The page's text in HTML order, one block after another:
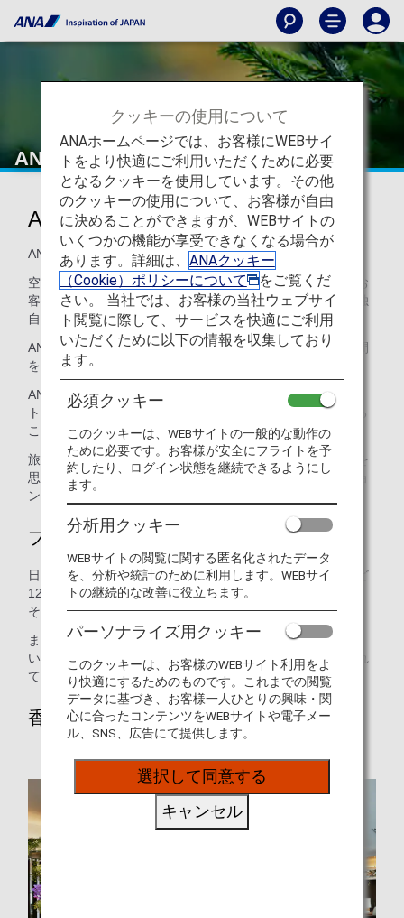
ANAオリジナルアロマ
ANAオリジナルアロマ
ANAはお客様を香りでおもてなしします。
空港ラウンジや機内など、ANAと過ごしていただく空間でお
客様がより快適に、深い安らぎを感じていただけるよう、独
自にブレンドした天然アロマでお客様を包み込みます。
ANAでしか体験できない、洗練されたくつろぎのアロマ空間
を空港や機内でお楽しみください。
ANAオリジナルアロマは、ANAのブランドコンセプ
ト”Inspiration of JAPAN”を香りで表現した、他では経験する
ことのできない唯一無二の香りです。
旅の気分を盛り上げるクールで個性的な強さと、深い森林を
思わせる優しく豊かな広がりが、未来へのインスピレーショ
ンを予感させます。
ブレンド
日本古来の高野槙や吉野檜、またミントやローズマリーなど
12種類の100％天然アロマで調合され、人の感性に自然に、
そして本質的に響く香りに仕上げています。
また、弊社オリジナルアロマは、上記の通り天然素材を用
い、国際機関における安全性の評価基準に基づいて製作され
ております。
香りの演出
クッキーの使用について
ANAホームページでは、お客様にWEBサイ
トをより快適にご利用いただくために必要
となるクッキーを使用しています。その他
のクッキーの使用について、お客様が自由
に決めることができますが、WEBサイトの
いくつかの機能が享受できなくなる場合が
あります。詳細は、 ANAクッキー
（Cookie）ポリシーについて
をご覧くだ
さい。 当社では、お客様の当社ウェブサイ
ト閲覧に際して、サービスを快適にご利用
いただくために以下の情報を収集しており
ます。
必須クッキー
このクッキーは、WEBサイトの一般的な動作の
ために必要です。お客様が安全にフライトを予
約したり、ログイン状態を継続できるようにし
ます。
分析用クッキー
WEBサイトの閲覧に関する匿名化されたデータ
を、分析や統計のために利用します。WEBサイ
トの継続的な改善に役立ちます。
パーソナライズ用クッキー
このクッキーは、お客様のWEBサイト利用をよ
り快適にするためのものです。これまでの閲覧
データに基づき、お客様一人ひとりの興味・関
心に合ったコンテンツをWEBサイトや電子メー
ル、SNS、広告にて提供します。
選択して同意する
キャンセル